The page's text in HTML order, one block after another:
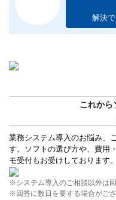
解決
これから
業務システム導入のお悩み、
す。ソフトの選び方や、費用
モ受付もお受けしております。
※システム導入のご相談以外は
※回答に数日を要する場合がござ